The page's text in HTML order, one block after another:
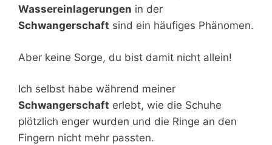
Wassereinlagerungen in der
Schwangerschaft sind ein häufiges Phänomen.
Aber keine Sorge, du bist damit nicht allein!
Ich selbst habe während meiner
Schwangerschaft erlebt, wie die Schuhe
plötzlich enger wurden und die Ringe an den
Fingern nicht mehr passten.